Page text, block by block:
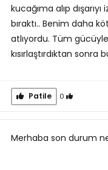
kucağıma alıp
bıraktı.. Benim daha
atlıyordu. Tüm
kısırlaştırdıktan
Patile 0
Merhaba son durum